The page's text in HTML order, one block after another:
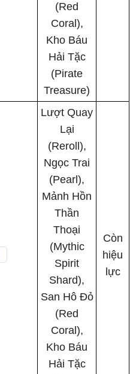
(Red
Coral),
Kho Báu
Hải Tặc
(Pirate
Treasure)
Lượt Quay
Lại
(Reroll),
Ngọc Trai
(Pearl),
Mảnh Hồn
Thần
Thoại
(Mythic
Spirit
Shard),
San Hô Đỏ
(Red
Coral),
Kho Báu
Hải Tặc
Còn
hiệu
lực